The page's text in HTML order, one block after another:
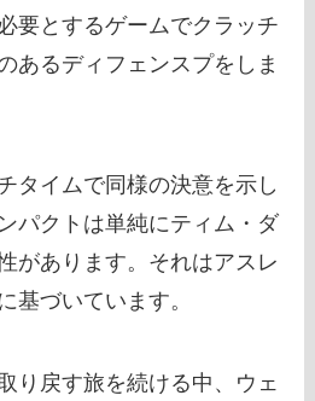
要とするゲームでクラッチ
あるディフェンスプをしま
タイムで同様の決意を示し
パクトは単純にティム・ダ
があります。それはアスレ
基づいています。
り戻す旅を続ける中、ウェ